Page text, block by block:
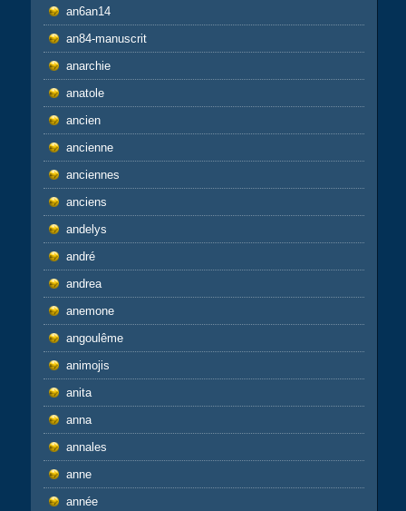
an6an14
an84-manuscrit
anarchie
anatole
ancien
ancienne
anciennes
anciens
andelys
andré
andrea
anemone
angoulême
animojis
anita
anna
annales
anne
année